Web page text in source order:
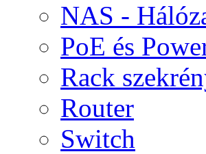
NAS -
PoE és
Rack
Router
Switch